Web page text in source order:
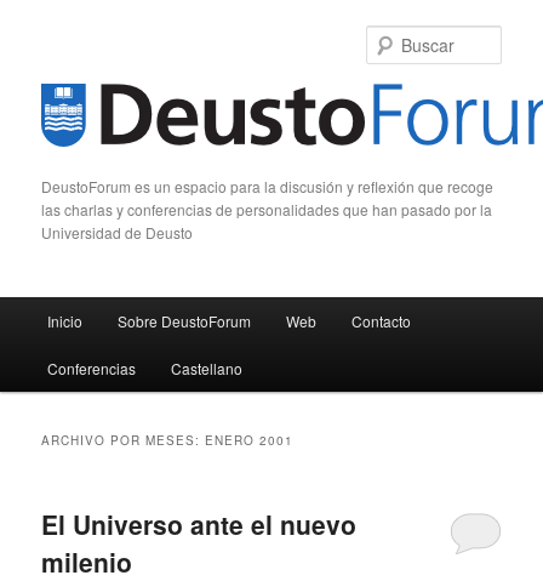
DeustoForum es un espacio para la discusión y reflexión que recoge
las charlas y conferencias de personalidades que han pasado por la
Universidad de Deusto
Ir al contenido principal
Ir al contenido secundario
Inicio Sobre DeustoForum Web Contacto
Conferencias Castellano
ARCHIVO POR MESES: ENERO 2001
El Universo ante el nuevo
milenio